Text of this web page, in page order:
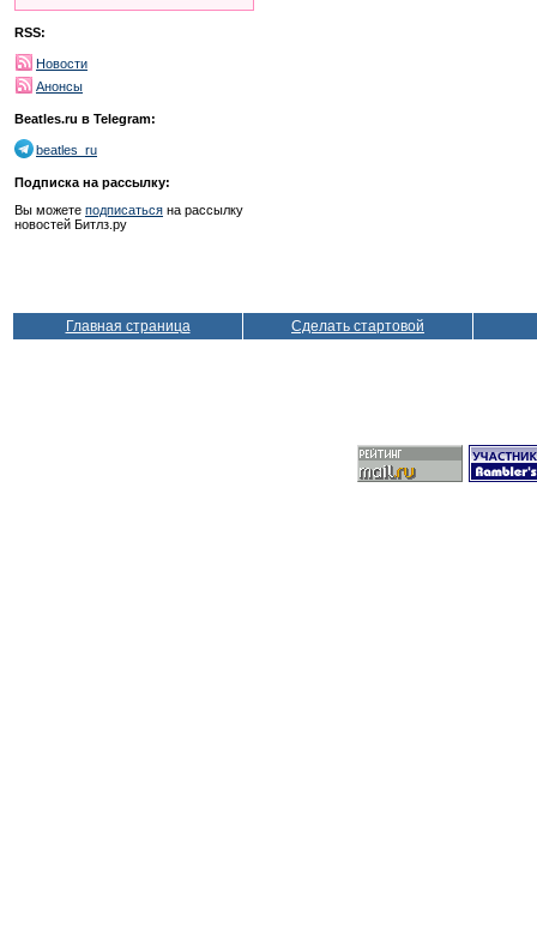
RSS:
Новости
Анонсы
Beatles.ru в Telegram:
beatles_ru
Подписка на рассылку:
Вы можете подписаться на рассылку
новостей Битлз.ру
Главная страница Сделать стартовой